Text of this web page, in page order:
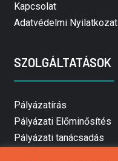
Kapcsolat
Adatvédelmi Nyilatkozat
SZOLGÁLTATÁSOK
Pályázatírás
Pályázati Előminősítés
Pályázati tanácsadás